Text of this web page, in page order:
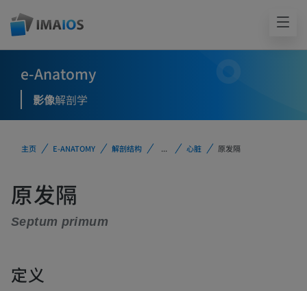
e-Anatomy
影像解剖学
主页 E-ANATOMY 解剖结构 ... 心脏 原发隔
原发隔
Septum primum
定义